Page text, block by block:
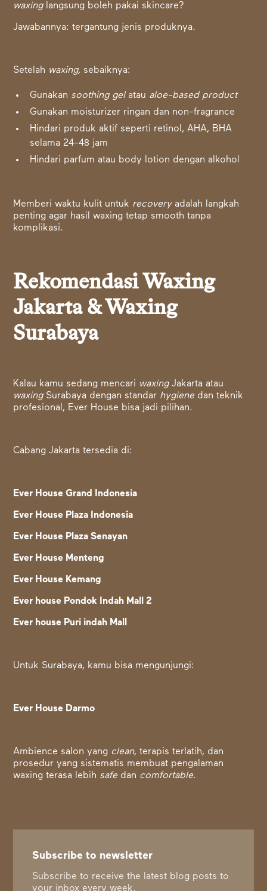
waxing langsung boleh pakai skincare?
Jawabannya: tergantung jenis produknya.
Setelah waxing, sebaiknya:
Gunakan soothing gelatau aloe-based product
Gunakan moisturizer ringan dan non-fragrance
Hindari produk aktif seperti retinol, AHA, BHA
selama 24-48 jam
Hindari parfum atau body lotion dengan alkohol
Memberi waktu kulit untuk recovery adalah langkah
penting agar hasil waxing tetap smooth tanpa
komplikasi.
Rekomendasi Waxing
Jakarta & Waxing
Surabaya
Kalau kamu sedang mencari waxingJakarta atau
waxing Surabaya dengan standar hygiene dan teknik
profesional, Ever House bisa jadi pilihan.
Cabang Jakarta tersedia di:
Ever House Grand Indonesia
Ever House Plaza Indonesia
Ever House Plaza Senayan
Ever House Menteng
Ever House Kemang
Ever house Pondok Indah Mall 2
Ever house Puri indah Mall
Untuk Surabaya, kamu bisa mengunjungi:
Ever House Darmo
Ambience salon yang clean, terapis terlatih, dan
prosedur yang sistematis membuat pengalaman
waxing terasa lebih safe dan comfortable.
Subscribe to newsletter
Subscribe to receive the latest blog posts to
your inbox every week.